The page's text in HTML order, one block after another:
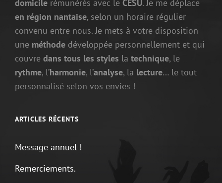
domicile rémunérés avec le CESU. Je me déplace
en région nantaise, selon un horaire régulier
convenu entre nous. Je mets à votre disposition
une méthode développée personnellement et qui
couvre dans tous les styles la technique, le
rythme, l’harmonie, l’analyse, la lecture… le tout
personnalisé selon vos envies !
ARTICLES RÉCENTS
Message annuel !
Remerciements.